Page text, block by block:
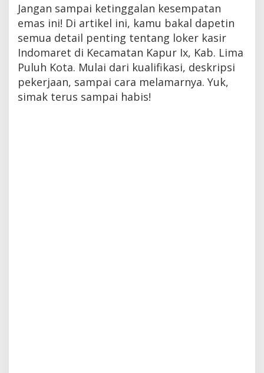
Jangan sampai ketinggalan kesempatan
emas ini! Di artikel ini, kamu bakal dapetin
semua detail penting tentang loker kasir
Indomaret di Kecamatan Kapur Ix, Kab. Lima
Puluh Kota. Mulai dari kualifikasi, deskripsi
pekerjaan, sampai cara melamarnya. Yuk,
simak terus sampai habis!